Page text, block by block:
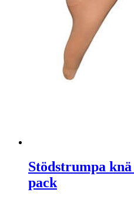
Stödstrumpa
pack